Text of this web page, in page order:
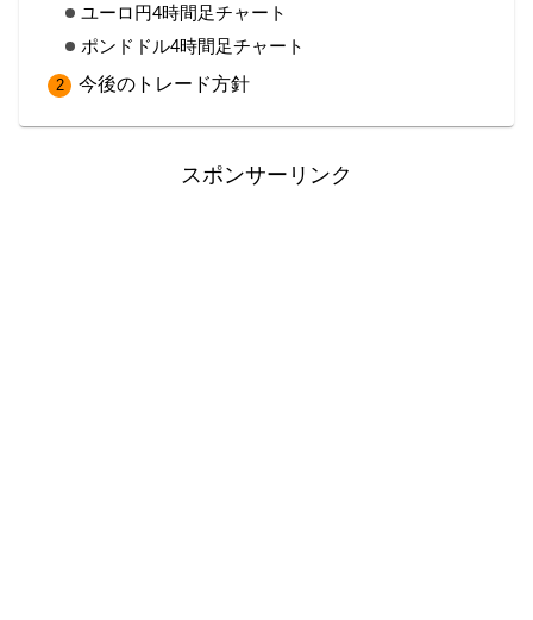
ユーロ円4時間足チャート
ポンドドル4時間足チャート
今後のトレード方針
スポンサーリンク